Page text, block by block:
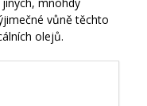
vůně těchto
olejů.